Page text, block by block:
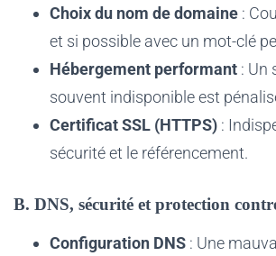
Choix du nom de domaine :
et si possible avec un mot-clé
Hébergement performant : Un
souvent indisponible est
Certificat SSL (HTTPS) :
sécurité et le référencement.
B. DNS, sécurité et protection
Configuration DNS : Une